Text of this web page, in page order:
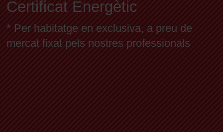
Certificat Energètic
* Per habitatge en exclusiva, a preu de
mercat fixat pels nostres professionals